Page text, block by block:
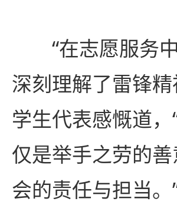
“在志愿服务
深刻理解了雷锋
学生代表感慨道
仅是举手之劳的
会的责任与担当